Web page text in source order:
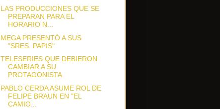
LAS PRODUCCIONES QUE SE
PREPARAN PARA EL
HORARIO N...
MEGA PRESENTÓ A SUS
"SRES. PAPIS"
TELESERIES QUE DEBIERON
CAMBIAR A SU
PROTAGONISTA
PABLO CERDA ASUME ROL DE
FELIPE BRAUN EN "EL
CAMIO...